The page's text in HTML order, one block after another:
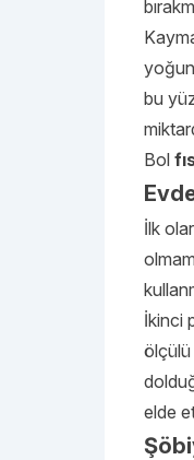
yoğun
bu
Bol
İlk
İkinci
ölçülü
elde